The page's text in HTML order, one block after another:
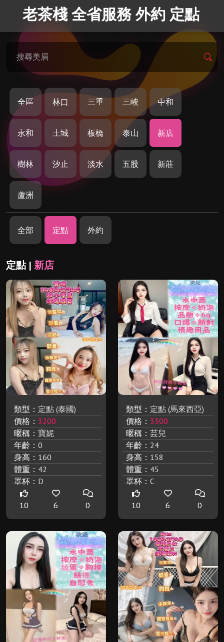
老茶棧 全省服務 外約 定點
搜尋美眉
全區 林口 三重 三峽 中和
永和 土城 板橋 泰山 新店
樹林 汐止 淡水 五股 新莊
蘆洲
全部 定點 外約
定點 | 新店
類型： 定點 (泰國)
價格： 3200
暱稱： 寶妮
年齡： 0
身高： 160
體重： 42
罩杯： D
10 6 0
類型： 定點 (馬來西亞)
價格： 3300
暱稱： 芸兒
年齡： 24
身高： 158
體重： 45
罩杯： C
10 6 0